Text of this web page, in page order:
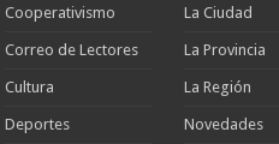
Cooperativismo
Correo de Lectores
Cultura
Deportes
La Ciudad
La Provincia
La Región
Novedades